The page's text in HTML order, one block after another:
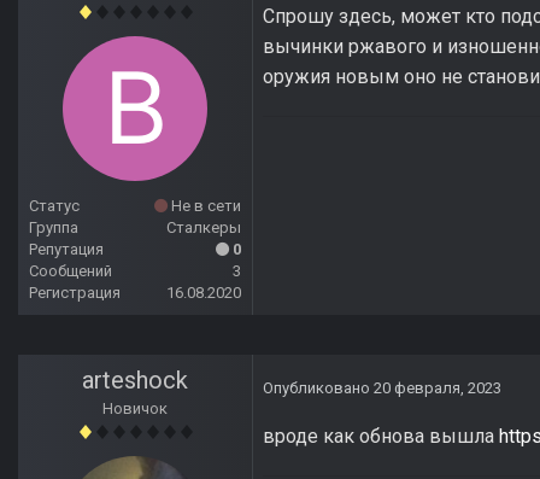
Статус
Не в сети
Группа
Сталкеры
Репутация
0
Сообщений
3
Регистрация
16.08.2020
Спрошу здесь, может кто
вычинки ржавого и
оружия новым оно не
arteshock
Новичок
Опубликовано 20 февраля, 2023
вроде как обнова вышла